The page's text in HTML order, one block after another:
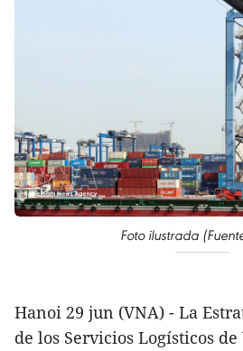
Foto ilustrada
Hanoi 29 jun (VNA) - La
de los Servicios Logísticos